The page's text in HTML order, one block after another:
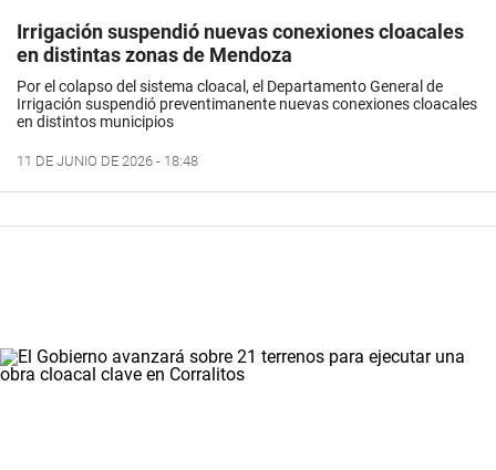
Irrigación suspendió nuevas conexiones cloacales
en distintas zonas de Mendoza
Por el colapso del sistema cloacal, el Departamento General de
Irrigación suspendió preventimanente nuevas conexiones cloacales
en distintos municipios
11 DE JUNIO DE 2026 - 18:48